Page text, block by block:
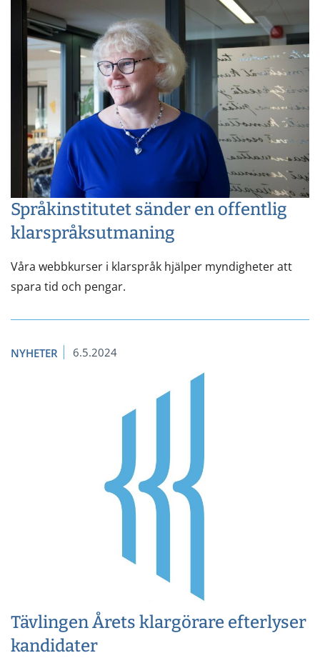
Språkinstitutet sänder en offentlig
klarspråksutmaning
Våra webbkurser i klarspråk hjälper myndigheter att
spara tid och pengar.
NYHETER 6.5.2024
Tävlingen Årets klargörare efterlyser
kandidater